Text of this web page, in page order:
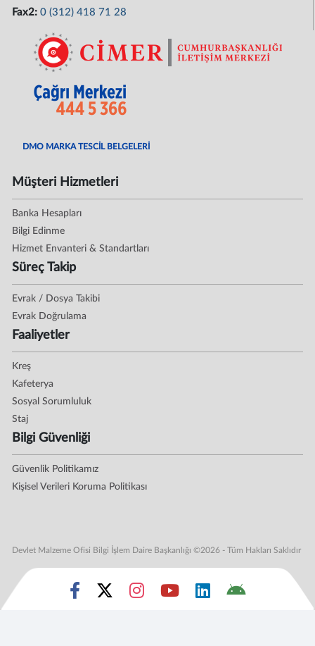
Fax2:0 (312) 418 71 28
DMO MARKA TESCİL BELGELERİ
Müşteri Hizmetleri
Banka Hesapları
Bilgi Edinme
Hizmet Envanteri & Standartları
Süreç Takip
Evrak / Dosya Takibi
Evrak Doğrulama
Faaliyetler
Kreş
Kafeterya
Sosyal Sorumluluk
Staj
Bilgi Güvenliği
Güvenlik Politikamız
Kişisel Verileri Koruma Politikası
Devlet Malzeme Ofisi Bilgi İşlem Daire Başkanlığı ©2026 - Tüm Hakları Saklıdır